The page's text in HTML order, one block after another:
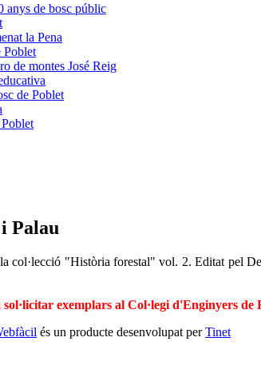
anys de bosc públic
la Pena
Poblet
de montes José Reig
de Poblet
Palau
col·lecció "Història forestal" vol. 2. Editat pel
sol·licitar exemplars al Col·legi d'Enginyers de
és un producte desenvolupat perTinet